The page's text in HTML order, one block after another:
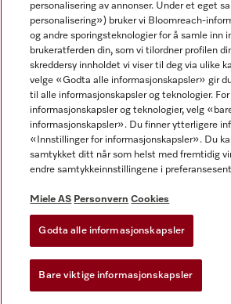
Miele AS
Vilkår og betingelser
Vilkår for bruk
Miele tilgjengelighetserklæring
Miele på Facebook
Miele på Youtube
Miele på Instagram
personalisering av annonser. Under et eget
personalisering») bruker vi Bloomreach-
og andre sporingsteknologier for å samle inn
brukeratferden din, som vi tilordner profilen
skreddersy innholdet vi viser til deg via ulike
velge «Godta alle informasjonskapsler» gir
til alle informasjonskapsler og teknologier.
informasjonskapsler og teknologier, velg
informasjonskapsler». Du finner ytterligere
«Innstillinger for informasjonskapsler». Du
samtykket ditt når som helst med fremtidig
endre samtykkeinnstillingene i
Miele AS Personvern Cookies
Godta alle informasjonskapsler
Bare viktige informasjonskapsler